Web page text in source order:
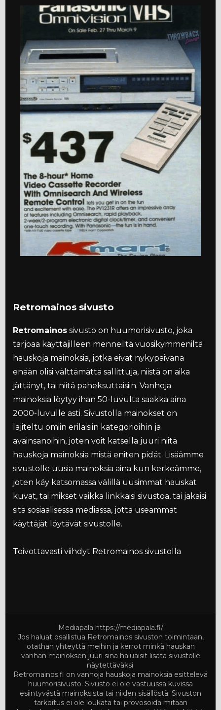
Retromainos sivusto
Retromainos sivusto on huumorisivusto, joka
tarjoaa käyttäjilleen menneiltä vuosikymmeniltä
hauskoja mainoksia, jotka eivät nykypäivänä
enään olisi välttämättä sallittuja, niistä on aika
jättänyt, tai niitä paheksuttaisiin. Vanhoja
mainoksia löytyy ihan 50-luvulta saakka aina
2000-luvulle asti. Sivustolla mainokset on
lajiteltu omiin erilaisiin kategorioihin ja
avainsanoihin, joten voit katsella juuri niitä
hauskoja mainoksia mistä eniten pidät. Lisäämme
sivustolle uusia mainoksia aina kun kerkeämme,
joten käy katsomassa välillä uusimmat hauskat
kuvat, tai mikset vaikka linkkaisi sivustoa, tai jakaisi
sitä sosiaalisessa mediassa, jotta useammat
käyttäjät löytävät sivustolle.
Toivottavasti viihdyt Retromainos sivustolla
Mediapala https://mediapala.fi/
Jos haluat osallistua Retromainos sivuston toimintaan,
otathan yhteyttä meihin ja kerrot minkä hauskan
vanhan mainoksen juuri sinä haluaisit lisätä sivustolle
näytettäväksi.
Retromainos.fi on vanhoja hauskoja mainoksia esittelevä
huumorisivusto. Sivusto ei ole vastuussa kuvissa
esiintyvästä mainoksista tai niiden sisällöstä. Sivuston
tarkoitus ei ole loukata tai provosoida mitään